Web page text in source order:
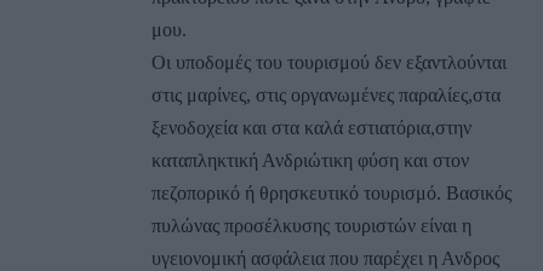
μου.
Οι υποδομές του τουρισμού δεν εξαντλούνται
στις μαρίνες, στις οργανωμένες παραλίες,στα
ξενοδοχεία και στα καλά εστιατόρια,στην
καταπληκτική Ανδριώτικη φύση και στον
πεζοπορικό ή θρησκευτικό τουρισμό. Βασικός
πυλώνας προσέλκυσης τουριστών είναι η
υγειονομική ασφάλεια που παρέχει η Ανδρος